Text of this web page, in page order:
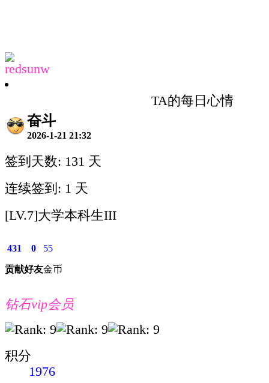
redsunw
TA的每日心情
奋斗
2026-1-21 21:32
签到天数: 131 天
连续签到: 1 天
[LV.7]大学本科生III
431
贡献
0
好友
55
金币
钻石vip会员
积分
1976